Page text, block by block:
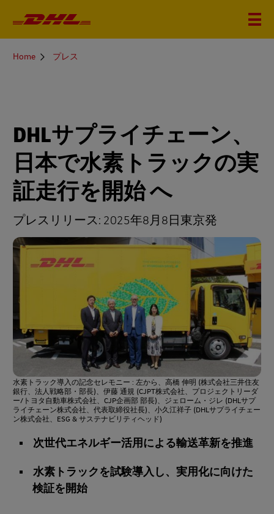
You
Home プレス
DHLサプライチェーン、
日本で水素トラックの実
証走行を開始 へ
プレスリリース: 2025年8月8日東京発
水素トラック導入の記念セレモニー : 左から、高橋 伸明 (株式会社三井住友
銀行、法人戦略部・部長)、伊藤 通規 (CJPT株式会社、プロジェクトリーダ
ー/トヨタ自動車株式会社、CJP企画部 部長)、ジェローム・ジレ (DHLサプ
ライチェーン株式会社、代表取締役社長)、小久江祥子 (DHLサプライチェー
ン株式会社、ESG & サステナビリティヘッド)
次世代エネルギー活用による輸送革新を推進
水素トラックを試験導入し、実用化に向けた
検証を開始